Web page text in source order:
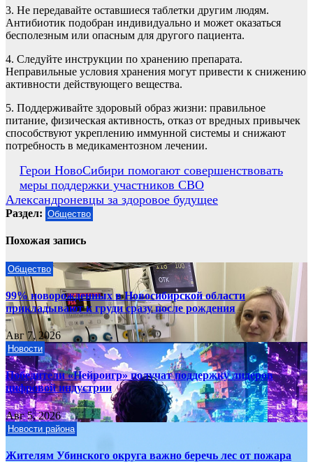
3. Не передавайте оставшиеся таблетки другим людям.
Антибиотик подобран индивидуально и может оказаться
бесполезным или опасным для другого пациента.
4. Следуйте инструкции по хранению препарата.
Неправильные условия хранения могут привести к снижению
активности действующего вещества.
5. Поддерживайте здоровый образ жизни: правильное
питание, физическая активность, отказ от вредных привычек
способствуют укреплению иммунной системы и снижают
потребность в медикаментозном лечении.
Навигация
по
записям
Герои НовоСибири помогают совершенствовать
меры поддержки участников СВО
Александроневцы за здоровое будущее
Раздел: Общество
Похожая запись
Общество
99% новорожденных в Новосибирской области
прикладывают к груди сразу после рождения
Авг 7, 2026
Новости
Победители «Нейроигр» получат поддержку лидеров
цифровой индустрии
Авг 5, 2026
Новости района
Жителям Убинского округа важно беречь лес от пожара